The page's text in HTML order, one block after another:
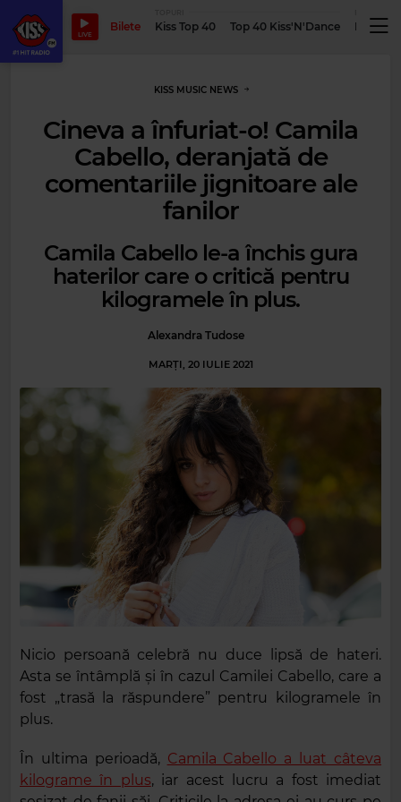
LIVE
Bilete Kiss Top 40 Top 40 Kiss'N'Dance
KISS MUSIC NEWS
Cineva a înfuriat-o! Camila
Cabello, deranjată de
comentariile jignitoare ale
fanilor
Camila Cabello le-a închis gura
haterilor care o critică pentru
kilogramele în plus.
Alexandra Tudose
MARȚI, 20 IULIE 2021
Nicio persoană celebră nu duce lipsă de hateri.
Asta se întâmplă și în cazul Camilei Cabello, care a
fost „trasă la răspundere” pentru kilogramele în
plus.
În ultima perioadă, Camila Cabello a luat câteva
kilograme în plus, iar acest lucru a fost imediat